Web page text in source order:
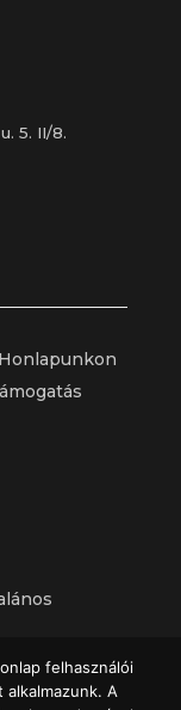
5. II/8.
felhasználói
A